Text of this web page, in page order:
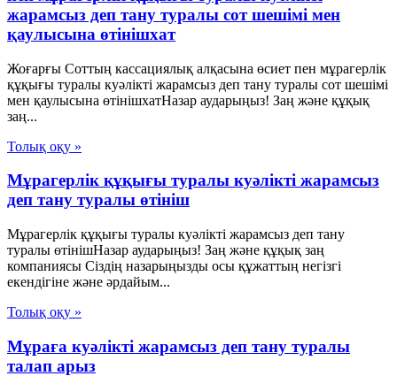
жарамсыз деп тану туралы сот шешімі мен
қаулысына өтінішхат
Жоғарғы Соттың кассациялық алқасына өсиет пен мұрагерлік
құқығы туралы куәлікті жарамсыз деп тану туралы сот шешімі
мен қаулысына өтінішхатНазар аударыңыз! Заң және құқық
заң...
Толық оқу »
Мұрагерлік құқығы туралы куәлікті жарамсыз
деп тану туралы өтініш
Мұрагерлік құқығы туралы куәлікті жарамсыз деп тану
туралы өтінішНазар аударыңыз! Заң және құқық заң
компаниясы Сіздің назарыңызды осы құжаттың негізгі
екендігіне және әрдайым...
Толық оқу »
Мұраға куәлікті жарамсыз деп тану туралы
талап арыз